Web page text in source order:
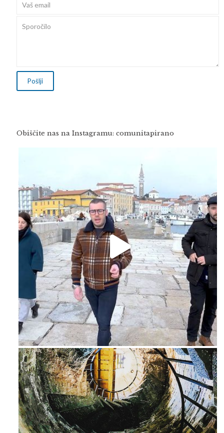
Obiščite nas na Instagramu: comunitapirano
Feb 16